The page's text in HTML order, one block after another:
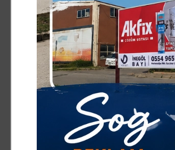
ASAYİŞ 25.05.2026 18:01:00
Paylas Paylas
Kocaeli'de korsan taşımacılık
uygulanırken, sürücü belgesine
çekildi. Araçta bulunan yolcuya da
kesildi.